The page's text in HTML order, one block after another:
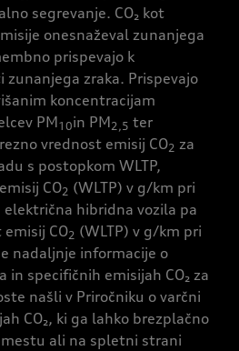
segrevanje. CO₂ kot
onesnaževal zunanjega
prispevajo k
zunanjega zraka. Prispevajo
koncentracijam
PM10in PM2,5 ter
vrednost emisij CO2 za
s postopkom WLTP,
CO2 (WLTP) v g/km pri
hibridna vozila pa
CO2 (WLTP) v g/km pri
nadaljnje informacije o
in specifičnih emisijah CO₂ za
našli v Priročniku o varčni
CO₂, ki ga lahko brezplačno
ali na spletni strani